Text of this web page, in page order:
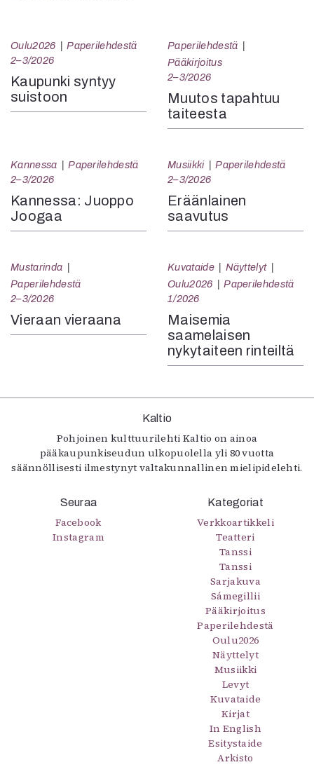
Oulu2026
Paperilehdestä
2–3/2026
Kaupunki syntyy
suistoon
Paperilehdestä
Pääkirjoitus
2–3/2026
Muutos tapahtuu
taiteesta
Kannessa
Paperilehdestä
2–3/2026
Kannessa: Juoppo
Joogaa
Musiikki
Paperilehdestä
2–3/2026
Eräänlainen
saavutus
Mustarinda
Paperilehdestä
2–3/2026
Vieraan vieraana
Kuvataide
Näyttelyt
Oulu2026
Paperilehdestä
1/2026
Maisemia
saamelaisen
nykytaiteen rinteiltä
Kaltio
Pohjoinen kulttuurilehti Kaltio on ainoa
pääkaupunkiseudun ulkopuolella yli 80 vuotta
säännöllisesti ilmestynyt valtakunnallinen mielipidelehti.
Seuraa
Facebook
Instagram
Kategoriat
Verkkoartikkeli
Teatteri
Tanssi
Tanssi
Sarjakuva
Sámegillii
Pääkirjoitus
Paperilehdestä
Oulu2026
Näyttelyt
Musiikki
Levyt
Kuvataide
Kirjat
In English
Esitystaide
Arkisto